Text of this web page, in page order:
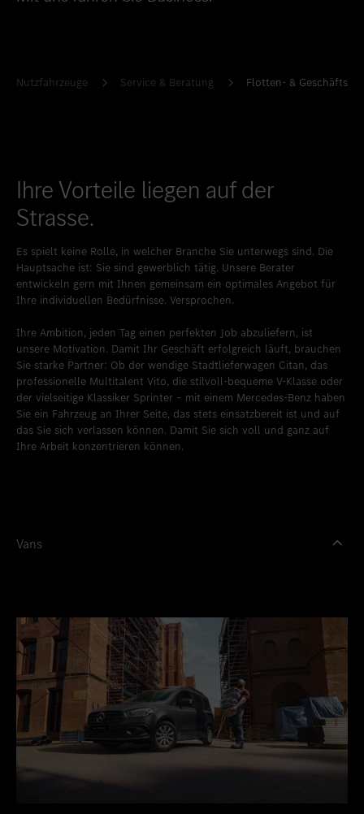
Standort favorisieren
Granges-Paccot
Standort favorisieren
Vezia
Standort favorisieren
Wettingen
Standort favorisieren
Wetzikon
Standort favorisieren
Winterthur
Standort favorisieren
Zürich-Nord
Nutzfahrzeuge Service & Beratung Flotten- &
Ihre Vorteile liegen auf der
Strasse.
Es spielt keine Rolle, in welcher Branche Sie unterwegs sind. Die
Hauptsache ist: Sie sind gewerblich tätig. Unsere Berater
entwickeln gern mit Ihnen gemeinsam ein optimales Angebot für
Ihre individuellen Bedürfnisse. Versprochen.
Ihre Ambition, jeden Tag einen perfekten Job abzuliefern, ist
unsere Motivation. Damit Ihr Geschäft erfolgreich läuft, brauchen
Sie starke Partner: Ob der wendige Stadtlieferwagen Citan, das
professionelle Multitalent Vito, die stilvoll-bequeme V-Klasse oder
der vielseitige Klassiker Sprinter – mit einem Mercedes-Benz haben
Sie ein Fahrzeug an Ihrer Seite, das stets einsatzbereit ist und auf
das Sie sich verlassen können. Damit Sie sich voll und ganz auf
Ihre Arbeit konzentrieren können.
Vans